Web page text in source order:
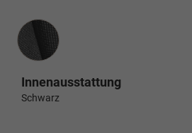
Innenausstattung
Innenausstattung
Schwarz